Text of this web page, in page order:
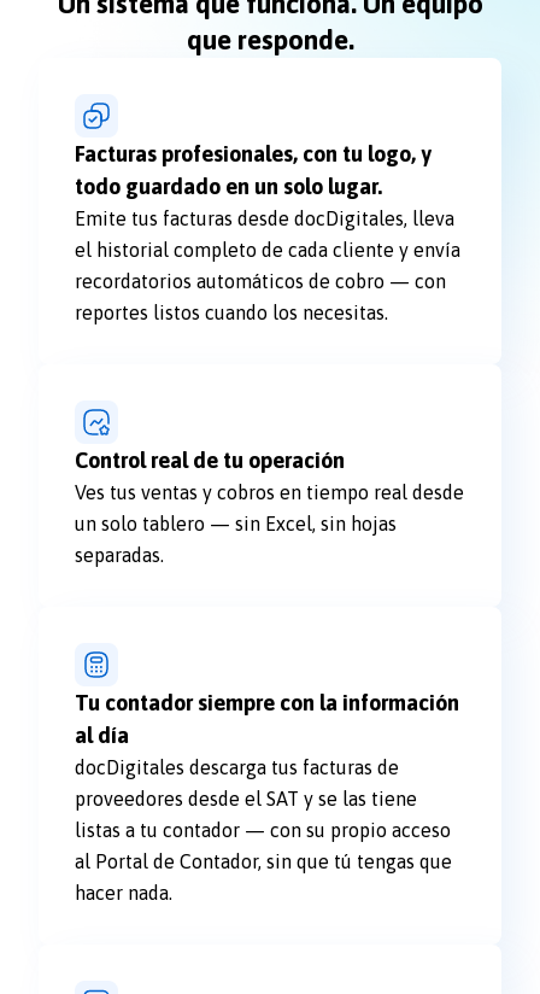
que responde.
Facturas profesionales, con tu logo, y
todo guardado en un solo lugar.
Emite tus facturas desde docDigitales, lleva
el historial completo de cada cliente y envía
recordatorios automáticos de cobro — con
reportes listos cuando los necesitas.
Control real de tu operación
Ves tus ventas y cobros en tiempo real desde
un solo tablero — sin Excel, sin hojas
separadas.
Tu contador siempre con la información
al día
docDigitales descarga tus facturas de
proveedores desde el SAT y se las tiene
listas a tu contador — con su propio acceso
al Portal de Contador, sin que tú tengas que
hacer nada.